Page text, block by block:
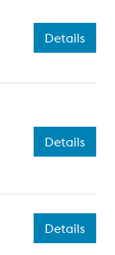
Details
Details
Details